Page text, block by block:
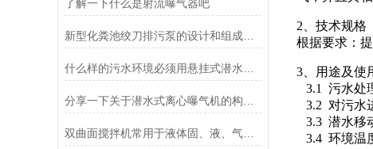
了解一下什么是射流曝气器吧
新型化粪池绞刀排污泵的设计和组成系统说明
双曲面搅拌机常用于液体固、液、气混合的场合
2、技术规格
根据要求：
3、用途及使
3.1 污水处
3.2 对污水
3.3 潜水移
3.4 环境温